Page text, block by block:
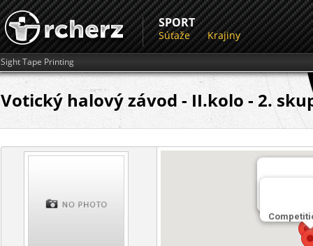
SPORT
Súťaže Krajiny
Sight Tape Printing
Votický halový závod - II.kolo - 2.